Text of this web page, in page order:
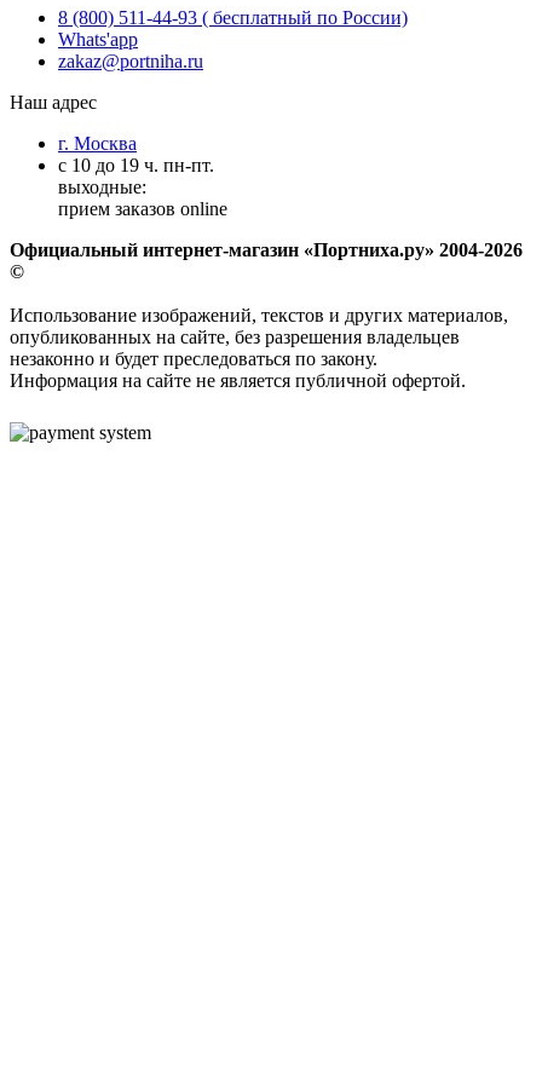
8 (800) 511-44-93 ( бесплатный по России)
Whats'app
zakaz@portniha.ru
Наш адрес
г. Москва
с 10 до 19 ч. пн-пт.
выходные:
прием заказов online
Официальный интернет-магазин «Портниха.ру» 2004-2026
©
Использование изображений, текстов и других материалов,
опубликованных на сайте, без разрешения владельцев
незаконно и будет преследоваться по закону.
Информация на сайте не является публичной офертой.